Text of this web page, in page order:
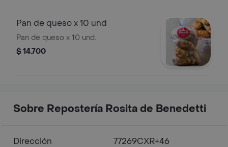
Pan de queso x 10 und
Pan de queso x 10 und.
$ 14.700
Sobre Repostería Rosita de Benedetti
Dirección 77269CXR+46